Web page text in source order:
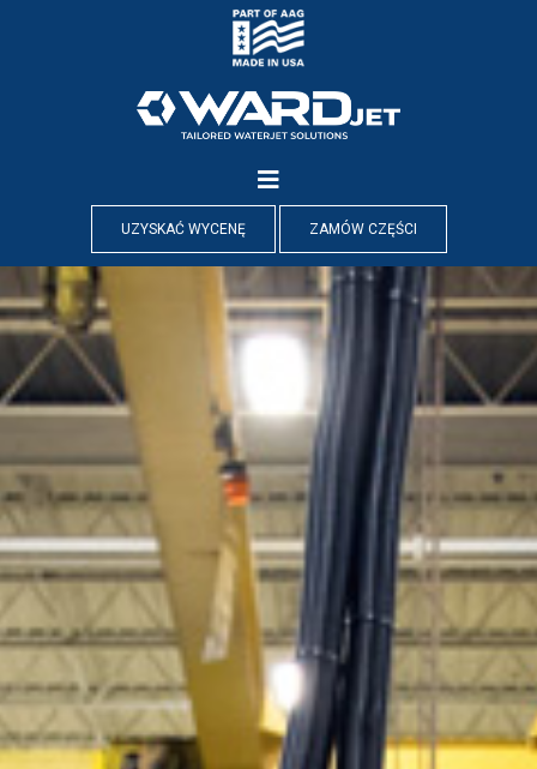
UZYSKAĆ WYCENĘ ZAMÓW CZĘŚCI